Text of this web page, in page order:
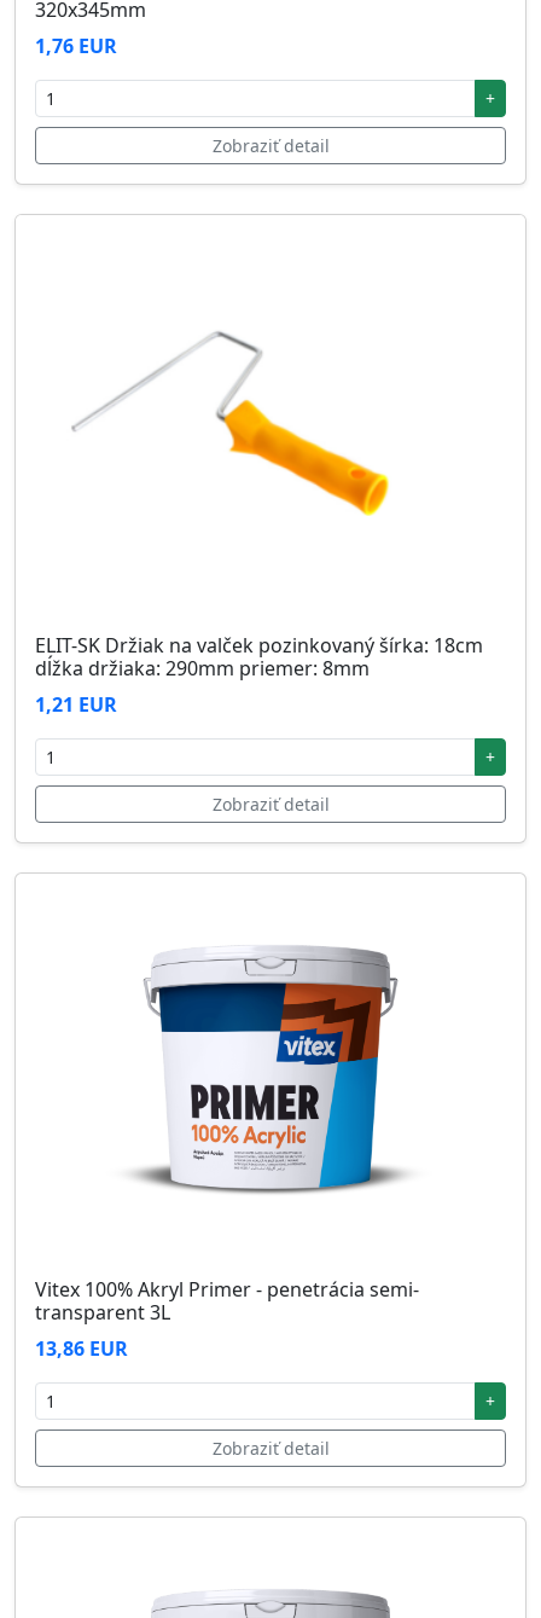
320x345mm
1,76 EUR
+
Zobraziť detail
ELIT-SK Držiak na valček pozinkovaný šírka: 18cm
dĺžka držiaka: 290mm priemer: 8mm
1,21 EUR
+
Zobraziť detail
Vitex 100% Akryl Primer - penetrácia semi-
transparent 3L
13,86 EUR
+
Zobraziť detail